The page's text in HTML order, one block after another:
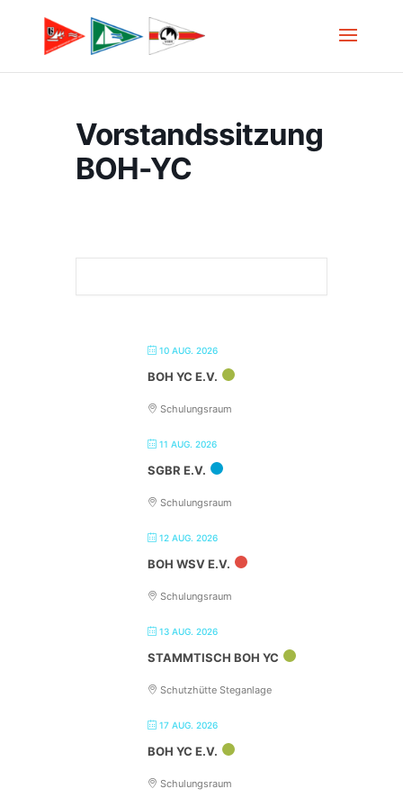
Vorstandssitzung
BOH-YC
10 AUG. 2026
BOH YC E.V.
Schulungsraum
11 AUG. 2026
SGBR E.V.
Schulungsraum
12 AUG. 2026
BOH WSV E.V.
Schulungsraum
13 AUG. 2026
STAMMTISCH BOH YC
Schutzhütte Steganlage
17 AUG. 2026
BOH YC E.V.
Schulungsraum